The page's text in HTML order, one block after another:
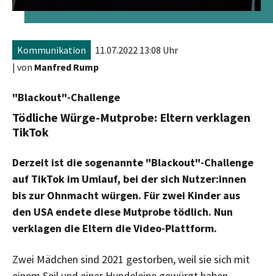
Kommunikation
11.07.2022 13:08 Uhr
| von Manfred Rump
"Blackout"-Challenge
Tödliche Würge-Mutprobe: Eltern verklagen
TikTok
Derzeit ist die sogenannte "Blackout"-Challenge
auf TikTok im Umlauf, bei der sich Nutzer:innen
bis zur Ohnmacht würgen. Für zwei Kinder aus
den USA endete diese Mutprobe tödlich. Nun
verklagen die Eltern die Video-Plattform.
Zwei Mädchen sind 2021 gestorben, weil sie sich mit